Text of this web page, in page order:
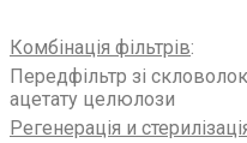
Комбінація фільтрів:
Передфільтр зі
ацетату целюлози
Регенерація и